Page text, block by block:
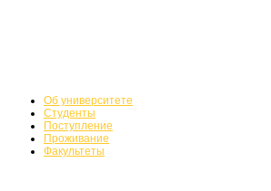
Об университете
Студенты
Поступление
Проживание
Факультеты